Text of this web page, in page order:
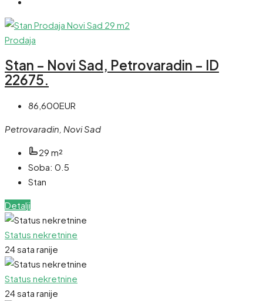
Prodaja
Stan – Novi Sad, Petrovaradin – ID
22675.
86,600EUR
Petrovaradin, Novi Sad
29 m²
Soba: 0.5
Stan
Detalji
Status nekretnine
24 sata ranije
Status nekretnine
24 sata ranije